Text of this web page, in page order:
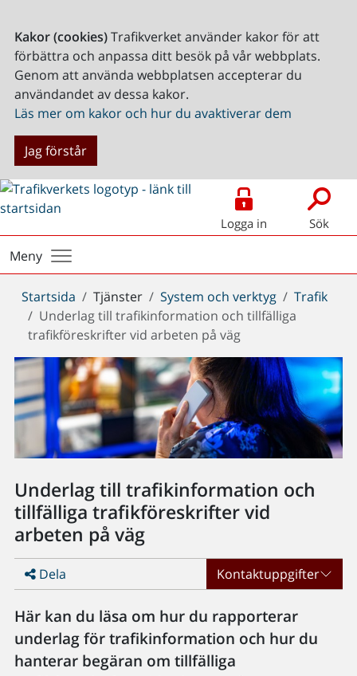
Kakor (cookies)Trafikverket använder kakor för att
förbättra och anpassa ditt besök på vår webbplats.
Genom att använda webbplatsen accepterar du
användandet av dessa kakor.
Läs mer om kakor och hur du avaktiverar dem
Jag förstår
Logga in Sök
Meny
Du
är
här:
Startsida Tjänster System och verktyg
Trafik
Underlag till trafikinformation och tillfälliga
trafikföreskrifter vid arbeten på väg
Underlag till trafikinformation och
tillfälliga trafikföreskrifter vid
arbeten på väg
Dela Kontaktuppgifter
Här kan du läsa om hur du rapporterar
underlag för trafikinformation och hur du
hanterar begäran om tillfälliga